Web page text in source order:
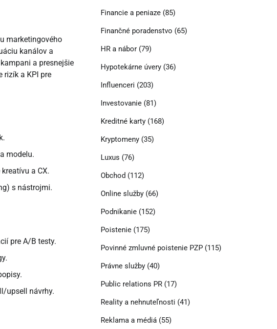
marketingového
kanálov a
a presnejšie
rizík a KPI pre
modelu.
a CX.
s nástrojmi.
pre A/B testy.
upsell návrhy.
Financie a peniaze(85)
Finančné poradenstvo (65)
HR a nábor(79)
Hypotekárne úvery(36)
Influenceri (203)
Investovanie(81)
Kreditné karty(168)
Kryptomeny(35)
Luxus (76)
Obchod (112)
Online služby(66)
Podnikanie(152)
Poistenie(175)
Povinné zmluvné poistenie PZP(115)
Právne služby(40)
Public relations PR(17)
Reality a nehnuteľnosti (41)
Reklama a médiá(55)